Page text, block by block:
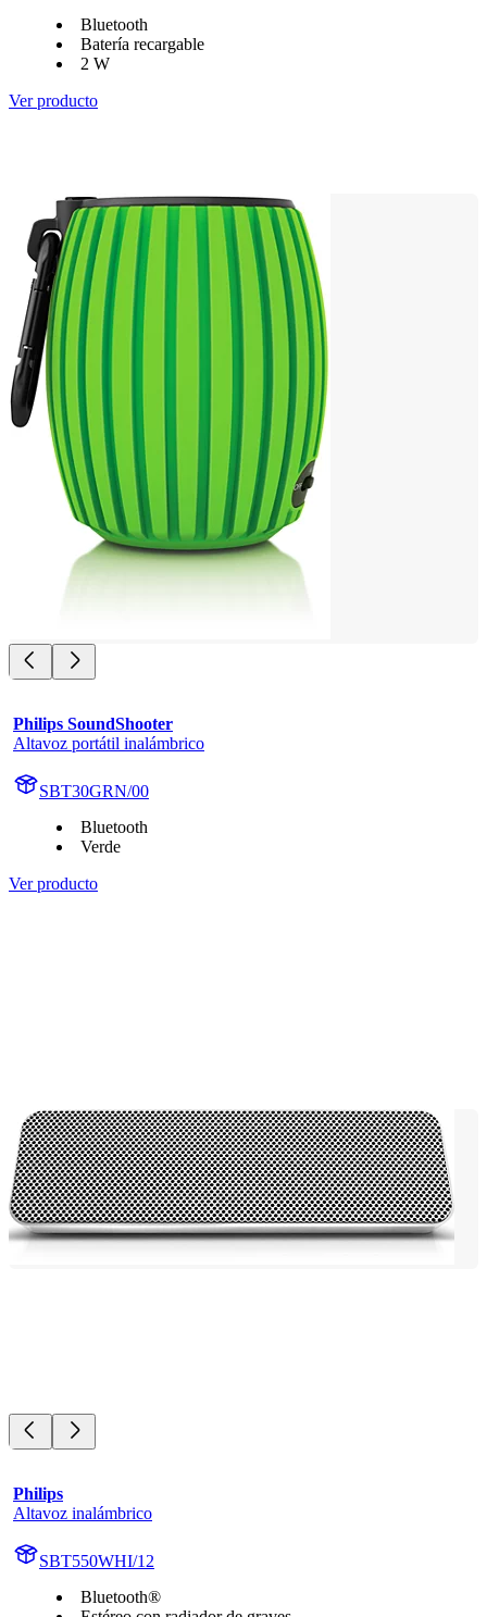
Bluetooth
Batería recargable
2 W
Ver producto
Philips SoundShooter
Altavoz portátil inalámbrico
SBT30GRN/00
Bluetooth
Verde
Ver producto
Philips
Altavoz inalámbrico
SBT550WHI/12
Bluetooth®